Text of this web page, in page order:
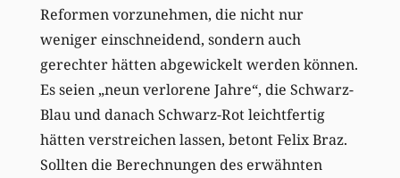
Reformen vorzunehmen, die nicht nur
weniger einschneidend, sondern auch
gerechter hätten abgewickelt werden können.
Es seien „neun verlorene Jahre“, die Schwarz-
Blau und danach Schwarz-Rot leichtfertig
hätten verstreichen lassen, betont Felix Braz.
Sollten die Berechnungen des erwähnten